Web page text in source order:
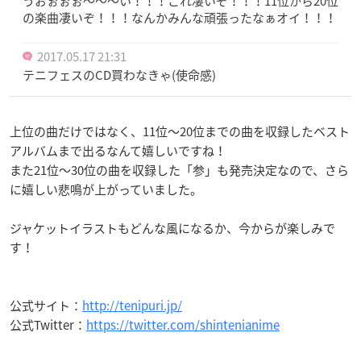
の楽曲凄いぞ！！！なんかみんな頑張ったなぁオイ！！！
2017.05.17 21:31
テニフェスのCD買わなきゃ(使命感)
上位の曲だけではなく、11位〜20位までの曲を収録したベスト
アルバムまで出るなんて嬉しいですね！
また21位〜30位の曲を収録した「参」も発売決定なので、さら
に嬉しい悲鳴が上がっていました。
ジャケットイラストもどんな風になるか、今からが楽しみで
す！
公式サイト： http://tenipuri.jp/
公式Twitter： https://twitter.com/shintenianime